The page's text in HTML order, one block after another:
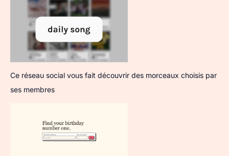
Ce réseau social vous fait découvrir des morceaux choisis par
ses membres